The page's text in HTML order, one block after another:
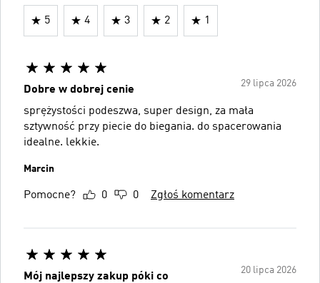
5 4 3 2 1
29 lipca 2026
Dobre w dobrej cenie
sprężystości podeszwa, super design, za mała
sztywność przy piecie do biegania. do spacerowania
idealne. lekkie.
Marcin
Pomocne? 0 0 Zgłoś komentarz
20 lipca 2026
Mój najlepszy zakup póki co